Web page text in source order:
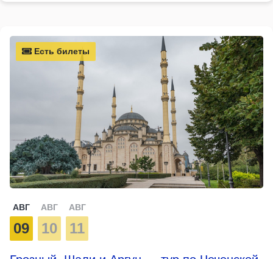
Есть билеты
АВГ
09
АВГ
10
АВГ
11